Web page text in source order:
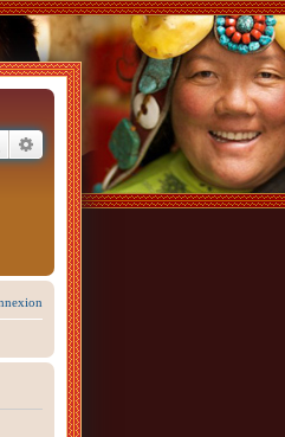
RechercherRecherche avancée